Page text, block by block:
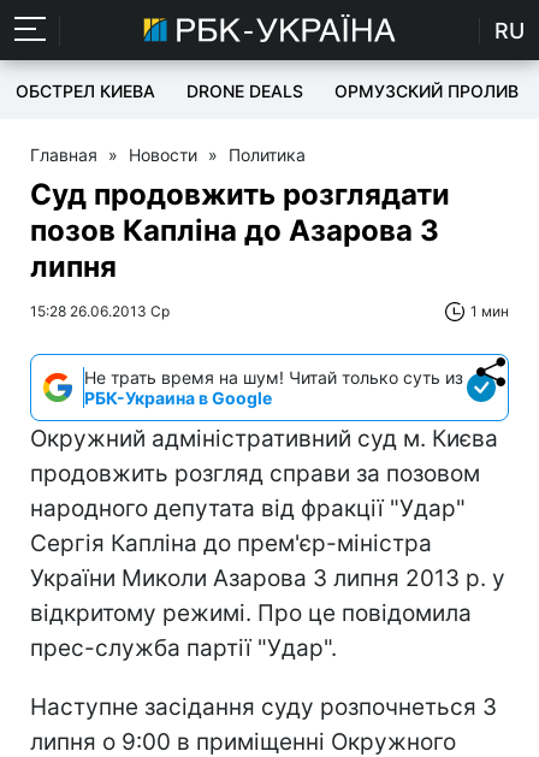
RU
ОБСТРЕЛ КИЕВА DRONE DEALS ОРМУЗСКИЙ ПРОЛИВ
Главная » Новости » Политика
Суд продовжить розглядати
позов Капліна до Азарова 3
липня
15:28 26.06.2013 Ср 1 мин
Не трать время на шум! Читай только суть из
РБК-Украина в Google
Окружний адміністративний суд м. Києва
продовжить розгляд справи за позовом
народного депутата від фракції "Удар"
Сергія Капліна до прем'єр-міністра
України Миколи Азарова 3 липня 2013 р. у
відкритому режимі. Про це повідомила
прес-служба партії "Удар".
Наступне засідання суду розпочнеться 3
липня о 9:00 в приміщенні Окружного